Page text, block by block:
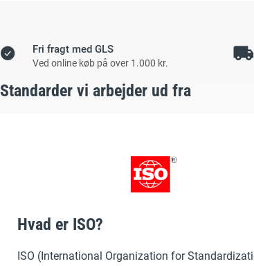
Fri fragt med GLS
Ved online køb på over 1.000 kr.
Standarder vi arbejder ud fra
Hvad er ISO?
ISO (International Organization for